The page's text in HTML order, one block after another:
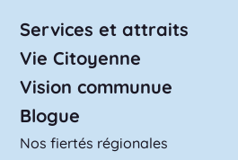
Services et attraits
Vie Citoyenne
Vision communue
Blogue
Nos fiertés régionales